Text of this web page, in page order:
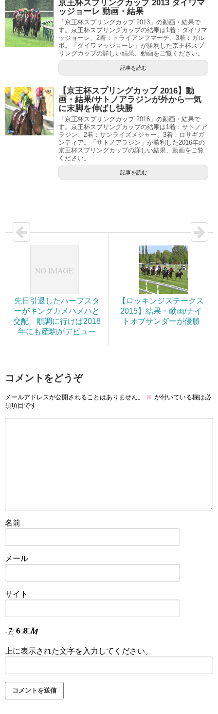
京王杯スプリングカップ 2013 ダイワマ
ッジョーレ 動画・結果
「京王杯スプリングカップ 2013」の動画・結果で
す。京王杯スプリングカップの結果は1着：ダイワマ
ッジョーレ、2着：トライアンフマーチ、3着：ガル
ボ。「ダイワマッジョーレ」が勝利した京王杯スプ
リングカップの詳しい結果、動画をご覧ください。
記事を読む
【京王杯スプリングカップ 2016】動
画・結果/サトノアラジンが外から一気
に末脚を伸ばし快勝
「京王杯スプリングカップ 2016」の動画・結果で
す。京王杯スプリングカップの結果は1着：サトノア
ラジン、2着：サンライズメジャー、3着：ロサギガ
ンティア。「サトノアラジン」が勝利した2016年の
京王杯スプリングカップの詳しい結果、動画をご覧
ください。
記事を読む
先日引退したハープスタ
ーがキングカメハメハと
交配 順調に行けば2018
年にも産駒がデビュー
【ロッキンジステークス
2015】結果・動画/ナイ
トオブサンダーが優勝
コメントをどうぞ
メールアドレスが公開されることはありません。 ※ が付いている欄は必
須項目です
名前
メール
サイト
上に表示された文字を入力してください。